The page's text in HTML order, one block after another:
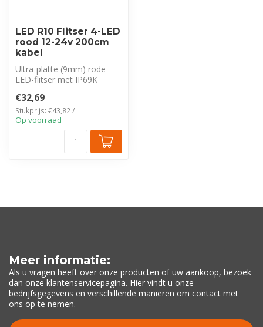
LED R10 Flitser 4-LED
rood 12-24v 200cm
kabel
Ultra-platte (9mm) rode
LED-flitser met IP69K
kabel. Dankzi...
€32,69
Stukprijs: €43,82 /
Op voorraad
Meer informatie:
Als u vragen heeft over onze producten of uw aankoop, bezoek
dan onze klantenservicepagina. Hier vindt u onze
bedrijfsgegevens en verschillende manieren om contact met
ons op te nemen.